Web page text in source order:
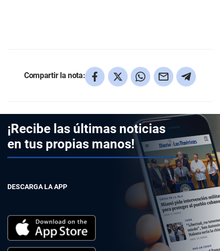
Compartir la nota:
¡Recibe las últimas noticias
en tus propias manos!
DESCARGA LA APP